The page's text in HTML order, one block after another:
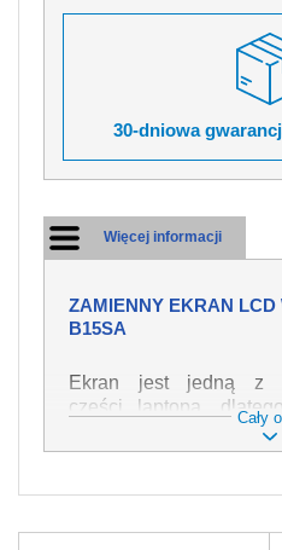
30-dniowa
Więcej informacji
ZAMIENNY EKRAN LCD
B15SA
Ekran jest jedną z
części laptopa,
żeby był jak
on do wyświetlania
z nim z jak największą
Cały